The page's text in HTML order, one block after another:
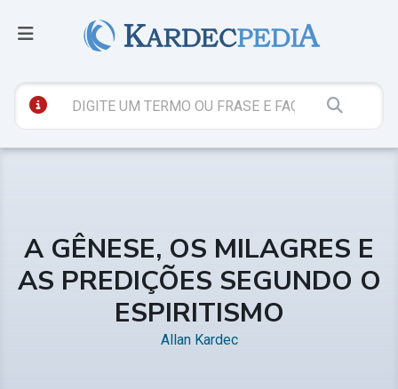
A GÊNESE, OS MILAGRES E
AS PREDIÇÕES SEGUNDO O
ESPIRITISMO
Allan Kardec